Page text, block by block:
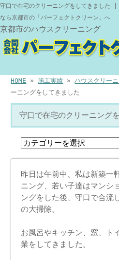
守口で在宅のクリーニングをしてきました
なら京都市の「パーフェクトクリーン」へ
京都市のハウスクリーニング
HOME »施工実績 »ハウスクリー
ーニングをしてきました
守口で在宅のクリーニング
昨日は午前中、私は新築一
ニング、若い子達はマンシ
ングをした後、守口で合流
の大掃除。
お風呂やキッチン、窓、ト
業をしてきました。